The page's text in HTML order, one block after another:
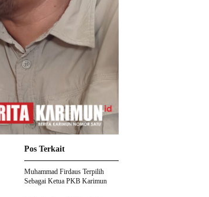
Pos Terkait
Muhammad Firdaus Terpilih
Sebagai Ketua PKB Karimun